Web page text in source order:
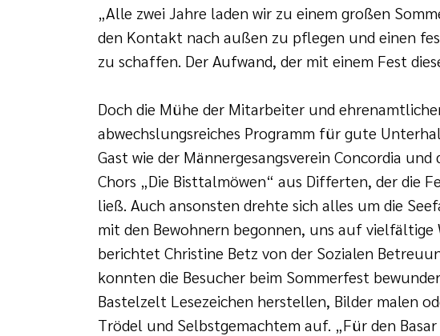
„Alle zwei Jahre laden wir zu einem großen
den Kontakt nach außen zu pflegen und einen
zu schaffen. Der Aufwand, der mit einem Fest
Doch die Mühe der Mitarbeiter und
abwechslungsreiches Programm für gute
Gast wie der Männergesangsverein Concordia
Chors „Die Bisttalmöwen“ aus Differten, der die
ließ. Auch ansonsten drehte sich alles um die
mit den Bewohnern begonnen, uns auf vielfältige
berichtet Christine Betz von der Sozialen
konnten die Besucher beim Sommerfest
Bastelzelt Lesezeichen herstellen, Bilder malen
Trödel und Selbstgemachtem auf. „Für den